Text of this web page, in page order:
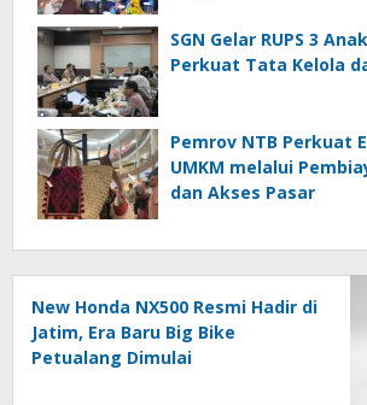
SGN Gelar RUPS 3
Perkuat Tata Kelola
Pemrov NTB Perkuat
UMKM melalui
dan Akses Pasar
New Honda NX500 Resmi Hadir di
Jatim, Era Baru Big Bike
Petualang Dimulai